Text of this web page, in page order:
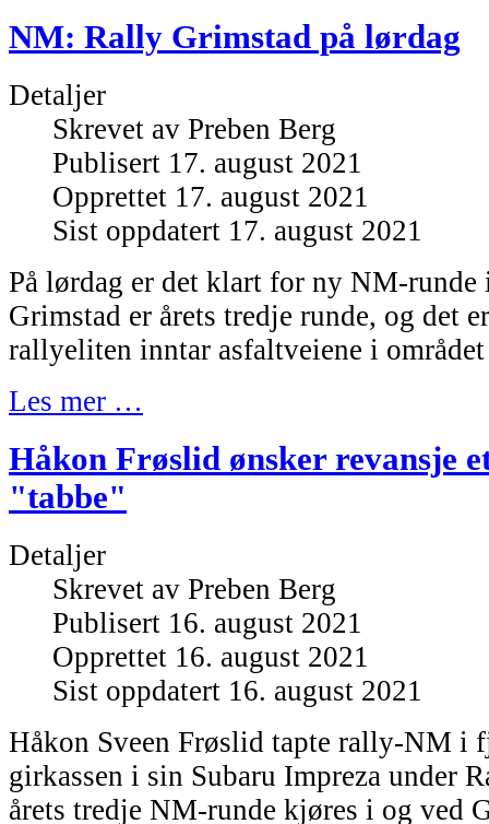
NM: Rally Grimstad på lørdag
Detaljer
Skrevet av Preben Berg
Publisert 17. august 2021
Opprettet 17. august 2021
Sist oppdatert 17. august 2021
På lørdag er det klart for ny NM-
Grimstad er årets tredje runde, og det
rallyeliten inntar asfaltveiene i
Les mer …
Håkon Frøslid ønsker revansje
"tabbe"
Detaljer
Skrevet av Preben Berg
Publisert 16. august 2021
Opprettet 16. august 2021
Sist oppdatert 16. august 2021
Håkon Sveen Frøslid tapte rally-NM i
girkassen i sin Subaru Impreza under
årets tredje NM-runde kjøres i og ved